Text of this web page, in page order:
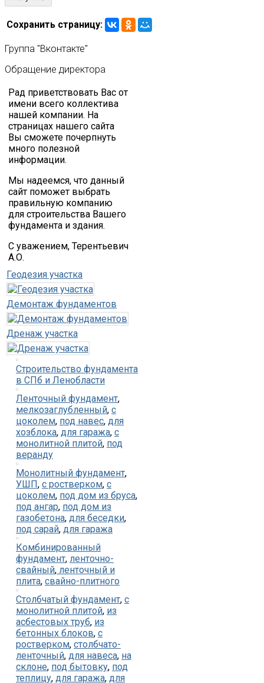
Сохранить страницу:
Группа "Вконтакте"
Обращение директора
Рад приветствовать Вас от
имени всего коллектива
нашей компании. На
страницах нашего сайта
Вы сможете почерпнуть
много полезной
информации.
Мы надеемся, что данный
сайт поможет выбрать
правильную компанию
для строительства Вашего
фундамента и здания.
С уважением, Терентьевич
А.О.
Геодезия участка
Демонтаж фундаментов
Дренаж участка
Строительство фундамента
в СПб и Ленобласти
Ленточный фундамент,
мелкозаглубленный, с
цоколем, под навес, для
хозблока, для гаража, с
монолитной плитой, под
веранду
Монолитный фундамент,
УШП, с ростверком, с
цоколем, под дом из бруса,
под ангар, под дом из
газобетона, для беседки,
под сарай, для гаража
Комбинированный
фундамент, ленточно-
свайный, ленточный и
плита, свайно-плитного
Столбчатый фундамент, с
монолитной плитой, из
асбестовых труб, из
бетонных блоков, с
ростверком, столбчато-
ленточный, для навеса, на
склоне, под бытовку, под
теплицу, для гаража, для